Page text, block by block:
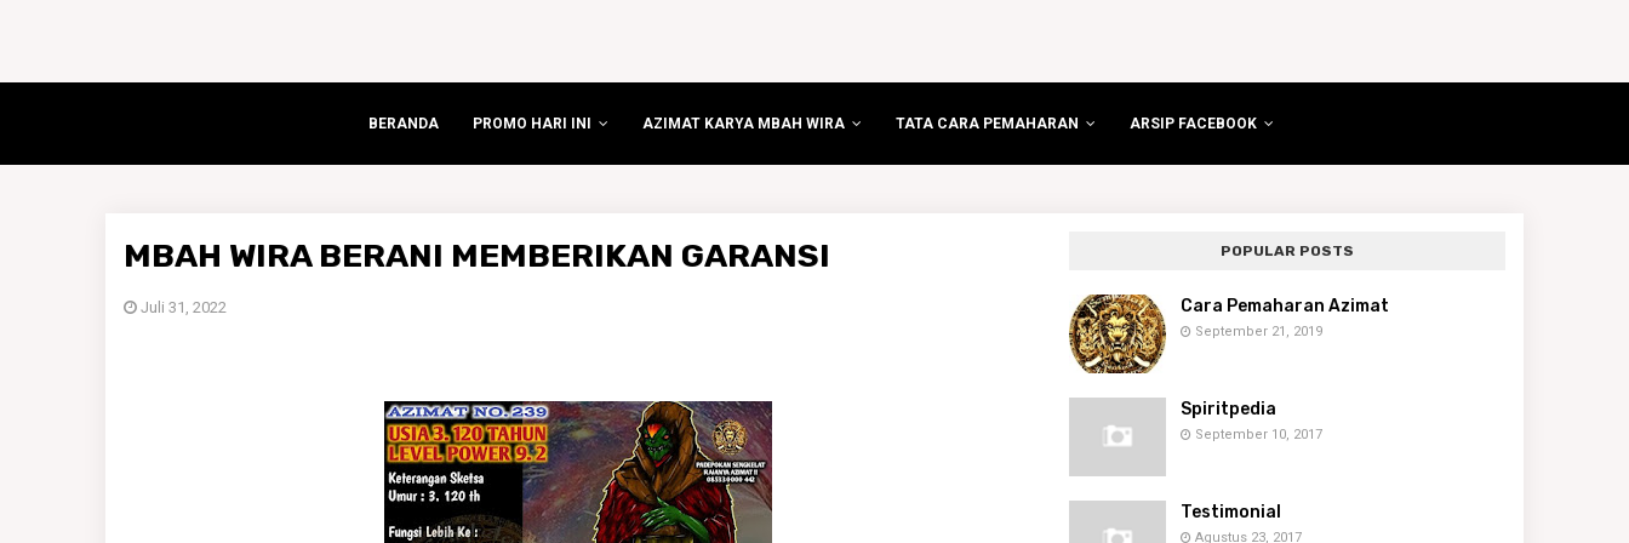
BERANDA PROMO HARI INI AZIMAT KARYA MBAH WIRA TATA CARA PEMAHARAN ARSIP FACEBOOK
MBAH WIRA BERANI MEMBERIKAN GARANSI
Juli 31, 2022
POPULAR POSTS
Cara Pemaharan Azimat
September 21, 2019
Spiritpedia
September 10, 2017
Testimonial
Agustus 23, 2017